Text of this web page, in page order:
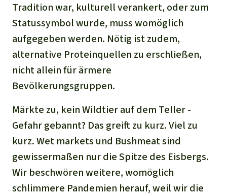
Tradition war, kulturell verankert, oder zum
Statussymbol wurde, muss womöglich
aufgegeben werden. Nötig ist zudem,
alternative Proteinquellen zu erschließen,
nicht allein für ärmere
Bevölkerungsgruppen.
Märkte zu, kein Wildtier auf dem Teller -
Gefahr gebannt? Das greift zu kurz. Viel zu
kurz. Wet markets und Bushmeat sind
gewissermaßen nur die Spitze des Eisbergs.
Wir beschwören weitere, womöglich
schlimmere Pandemien herauf, weil wir die